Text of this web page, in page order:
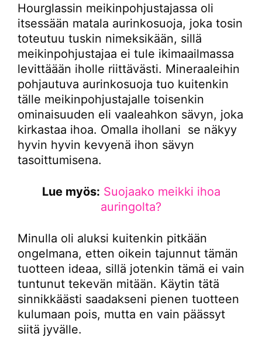
Hourglassin meikinpohjustajassa oli
itsessään matala aurinkosuoja, joka tosin
toteutuu tuskin nimeksikään, sillä
meikinpohjustajaa ei tule ikimaailmassa
levittäään iholle riittävästi. Mineraaleihin
pohjautuva aurinkosuoja tuo kuitenkin
tälle meikinpohjustajalle toisenkin
ominaisuuden eli vaaleahkon sävyn, joka
kirkastaa ihoa. Omalla ihollani se näkyy
hyvin hyvin kevyenä ihon sävyn
tasoittumisena.
Lue myös: Suojaako meikki ihoa
auringolta?
Minulla oli aluksi kuitenkin pitkään
ongelmana, etten oikein tajunnut tämän
tuotteen ideaa, sillä jotenkin tämä ei vain
tuntunut tekevän mitään. Käytin tätä
sinnikkäästi saadakseni pienen tuotteen
kulumaan pois, mutta en vain päässyt
siitä jyvälle.